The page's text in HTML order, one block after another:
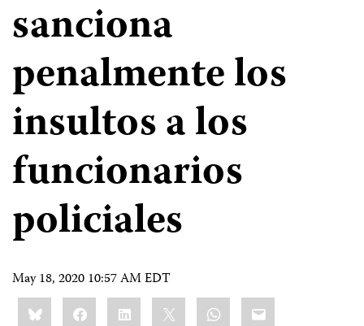
sanciona
penalmente los
insultos a los
funcionarios
policiales
May 18, 2020 10:57 AM EDT
Share
this:BlueskyFacebookLinkedIn WhatsApp
Email